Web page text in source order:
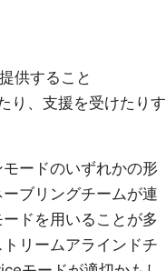
供すること
り、支援を受けたりす
ードのいずれかの形
ブリングチームが連
ドを用いることが多
リームアラインドチ